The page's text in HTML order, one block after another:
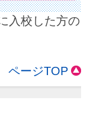
入校した方の
ページTOP